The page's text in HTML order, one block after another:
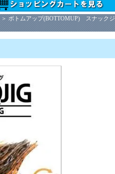
＞ ボトムアップ(BOTTOMUP) スナックジ